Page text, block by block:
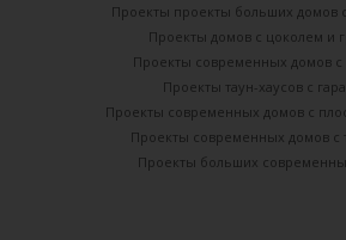
Проекты проекты больших домов
Проекты домов с цоколем и
Проекты современных домов с
Проекты таун-хаусов с
Проекты современных домов с
Проекты современных домов с
Проекты больших